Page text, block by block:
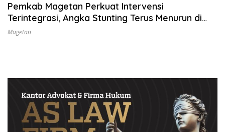
Pemkab Magetan Perkuat Intervensi
Terintegrasi, Angka Stunting Terus Menurun di
Tahun 2025
Magetan